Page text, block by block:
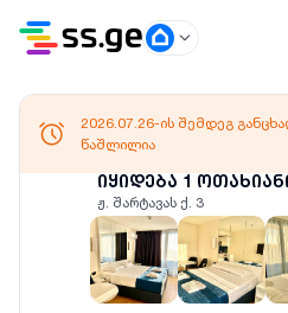
იყიდება 1
ჟ. შარტავას ქ. 3
2026.07.26-ის შემდეგ
წაშლილია